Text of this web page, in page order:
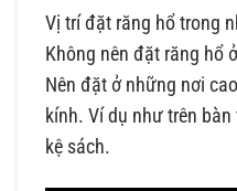
Vị trí đặt răng hổ trong
Không nên đặt răng hổ
Nên đặt ở những nơi
kính. Ví dụ như trên
kệ sách.